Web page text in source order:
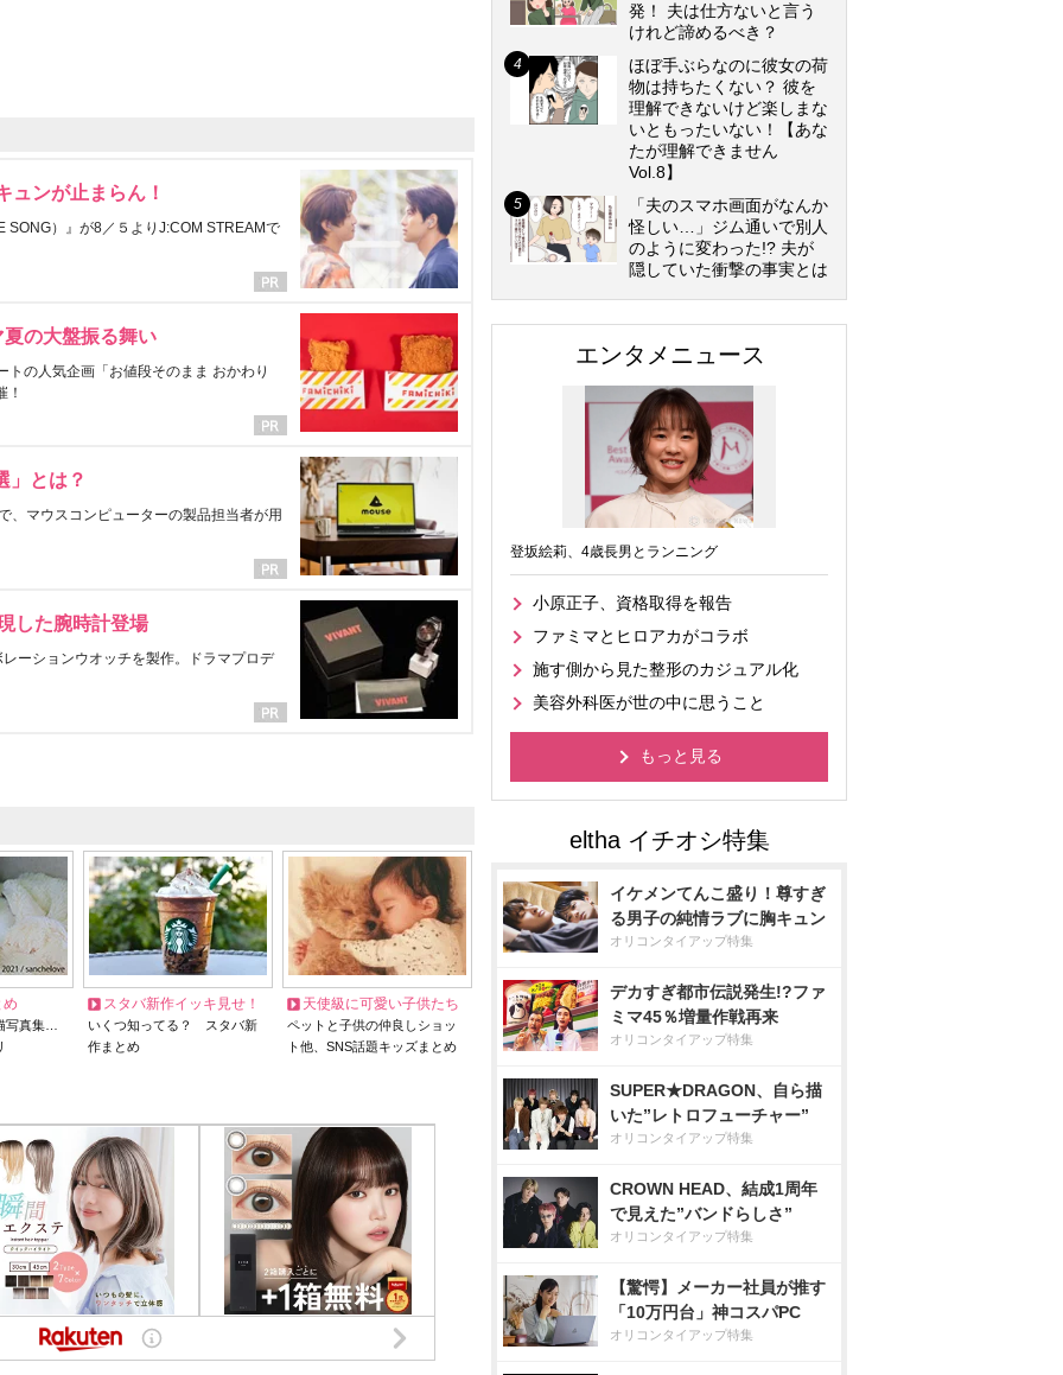
ュンが止まらん！
SONG）』が8／５よりJ:COM STREAMで
の大盤振る舞い
の人気企画「お値段そのまま おかわり
！
」とは？
、マウスコンピューターの製品担当者が用
した腕時計登場
ーションウオッチを製作。ドラマプロデ
め
写真集…
スタバ新作イッキ見せ！
いくつ知ってる？ スタバ新
作まとめ
天使級に可愛い子供たち
ペットと子供の仲良しショッ
ト他、SNS話題キッズまとめ
発！ 夫は仕方ないと言う
けれど諦めるべき？
ほぼ手ぶらなのに彼女の荷
物は持ちたくない？ 彼を
理解できないけど楽しまな
いともったいない！【あな
たが理解できません
Vol.8】
「夫のスマホ画面がなんか
怪しい…」ジム通いで別人
のように変わった!? 夫が
隠していた衝撃の事実とは
エンタメニュース
登坂絵莉、4歳長男とランニング
小原正子、資格取得を報告
ファミマとヒロアカがコラボ
施す側から見た整形のカジュアル化
美容外科医が世の中に思うこと
もっと見る
イケメンてんこ盛り！尊すぎ
る男子の純情ラブに胸キュン
オリコンタイアップ特集
デカすぎ都市伝説発生!?ファ
ミマ45％増量作戦再来
オリコンタイアップ特集
SUPER★DRAGON、自ら描
いた”レトロフューチャー”
オリコンタイアップ特集
CROWN HEAD、結成1周年
で見えた”バンドらしさ”
オリコンタイアップ特集
【驚愕】メーカー社員が推す
「10万円台」神コスパPC
オリコンタイアップ特集